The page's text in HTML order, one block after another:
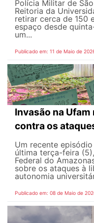
Polícia Militar de
Reitoria da
retirar cerca de 150
espaço desde
um...
Publicado em: 11 de Maio de
Invasão na
contra os
Um recente
última terça-feira
Federal do
sobre os ataques à
autonomia
Publicado em: 08 de Maio de